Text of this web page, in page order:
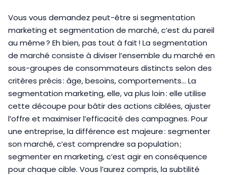
Vous vous demandez peut-être si segmentation
marketing et segmentation de marché, c’est du pareil
au même ? Eh bien, pas tout à fait ! La segmentation
de marché consiste à diviser l’ensemble du marché en
sous-groupes de consommateurs distincts selon des
critères précis : âge, besoins, comportements… La
segmentation marketing, elle, va plus loin : elle utilise
cette découpe pour bâtir des actions ciblées, ajuster
l’offre et maximiser l’efficacité des campagnes. Pour
une entreprise, la différence est majeure : segmenter
son marché, c’est comprendre sa population ;
segmenter en marketing, c’est agir en conséquence
pour chaque cible. Vous l’aurez compris, la subtilité